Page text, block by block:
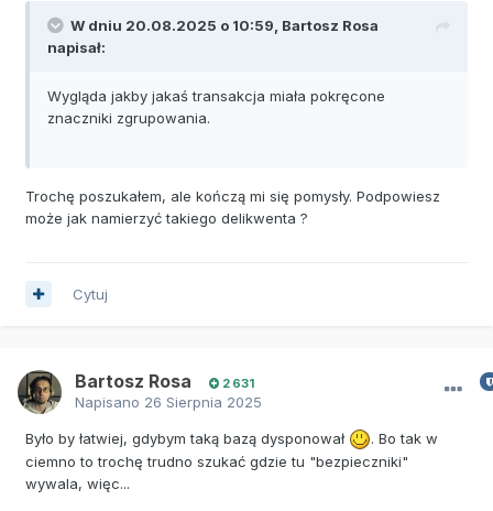
W dniu 20.08.2025 o 10:59, Bartosz Rosa
napisał:
Wygląda jakby jakaś transakcja miała pokręcone
znaczniki zgrupowania.
Trochę poszukałem, ale kończą mi się pomysły. Podpowiesz
może jak namierzyć takiego delikwenta ?
Cytuj
Bartosz Rosa 2 631
Napisano 26 Sierpnia 2025
Było by łatwiej, gdybym taką bazą dysponował
. Bo tak w
ciemno to trochę trudno szukać gdzie tu "bezpieczniki"
wywala, więc...